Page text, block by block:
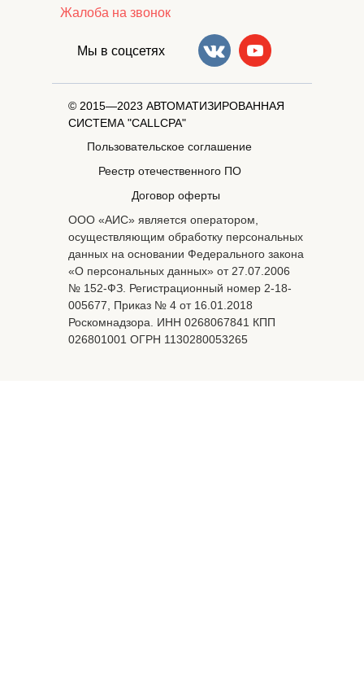
© 2015—2023 АВТОМАТИЗИРОВАННАЯ
СИСТЕМА "CALLCPA"
ООО «АИС» является оператором,
осуществляющим обработку персональных
данных на основании Федерального закона
«О персональных данных» от 27.07.2006
№ 152-ФЗ. Регистрационный номер 2-18-
005677, Приказ № 4 от 16.01.2018
Роскомнадзора. ИНН 0268067841 КПП
026801001 ОГРН 1130280053265
Мы в соцсетях
Пользовательское соглашение
Договор оферты
Жалоба на звонок
Реестр отечественного ПО